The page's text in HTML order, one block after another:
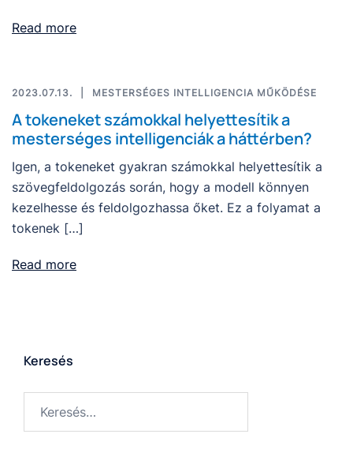
Read more
2023.07.13. MESTERSÉGES INTELLIGENCIA MŰKÖDÉSE
A tokeneket számokkal helyettesítik a
mesterséges intelligenciák a háttérben?
Igen, a tokeneket gyakran számokkal helyettesítik a
szövegfeldolgozás során, hogy a modell könnyen
kezelhesse és feldolgozhassa őket. Ez a folyamat a
tokenek […]
Read more
Keresés